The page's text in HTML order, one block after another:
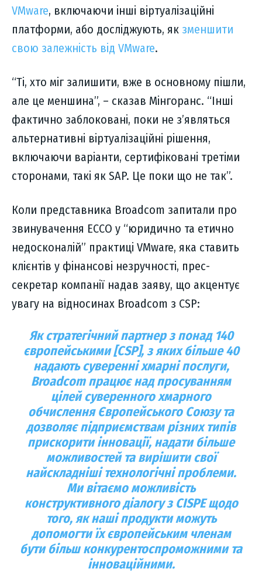
VMware, включаючи інші віртуалізаційні
платформи, або досліджують, як зменшити
свою залежність від VMware.
“Ті, хто міг залишити, вже в основному пішли,
але це меншина”, – сказав Мінгоранс. “Інші
фактично заблоковані, поки не з’являться
альтернативні віртуалізаційні рішення,
включаючи варіанти, сертифіковані третіми
сторонами, такі як SAP. Це поки що не так”.
Коли представника Broadcom запитали про
звинувачення ECCO у “юридично та етично
недосконалій” практиці VMware, яка ставить
клієнтів у фінансові незручності, прес-
секретар компанії надав заяву, що акцентує
увагу на відносинах Broadcom з CSP:
Як стратегічний партнер з понад 140
європейськими [CSP], з яких більше 40
надають суверенні хмарні послуги,
Broadcom працює над просуванням
цілей суверенного хмарного
обчислення Європейського Союзу та
дозволяє підприємствам різних типів
прискорити інновації, надати більше
можливостей та вирішити свої
найскладніші технологічні проблеми.
Ми вітаємо можливість
конструктивного діалогу з CISPE щодо
того, як наші продукти можуть
допомогти їх європейським членам
бути більш конкурентоспроможними та
інноваційними.